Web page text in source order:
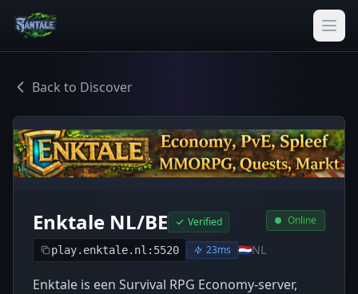
Back to Discover
Enktale NL/BE Verified
play.enktale.nl:5520 23ms 🇳🇱NL
Online
Enktale is een Survival RPG Economy-server,